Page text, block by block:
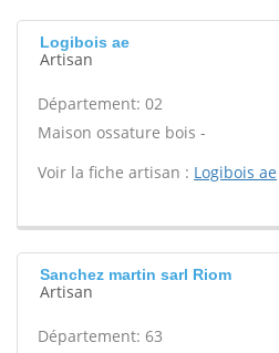
Logibois ae
Artisan
Département: 02
Maison ossature bois -
Voir la fiche artisan : Logibois ae
Sanchez martin sarl Riom
Artisan
Département: 63